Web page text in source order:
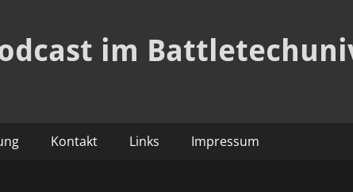
im
Kontakt Links Impressum